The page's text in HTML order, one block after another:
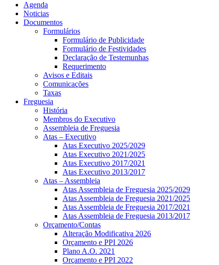
Agenda
Noticias
Documentos
Formulários
Formulário de Publicidade
Formulário de Festividades
Declaração de Testemunhas
Requerimento
Avisos e Editais
Comunicações
Taxas
Freguesia
História
Membros do Executivo
Assembleia de Freguesia
Atas – Executivo
Atas Executivo 2025/2029
Atas Executivo 2021/2025
Atas Executivo 2017/2021
Atas Executivo 2013/2017
Atas – Assembleia
Atas Assembleia de Freguesia 2025/2029
Atas Assembleia de Freguesia 2021/2025
Atas Assembleia de Freguesia 2017/2021
Atas Assembleia de Freguesia 2013/2017
Orçamento/Contas
Alteração Modificativa 2026
Orçamento e PPI 2026
Plano A.O. 2021
Orçamento e PPI 2022